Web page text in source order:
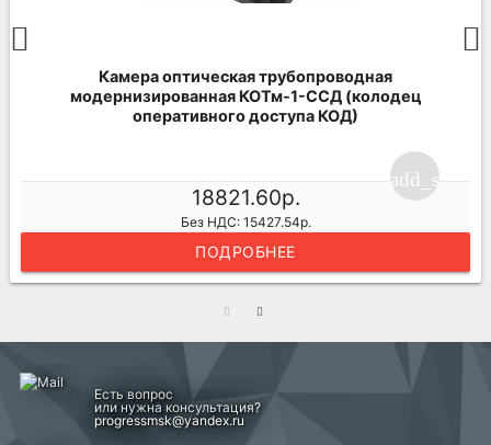
Камера оптическая трубопроводная
модернизированная КОТм-1-ССД (колодец
оперативного доступа КОД)
18821.60р.
Без НДС: 15427.54р.
ПОДРОБНЕЕ
Есть вопрос
или нужна консультация?
progressmsk@yandex.ru